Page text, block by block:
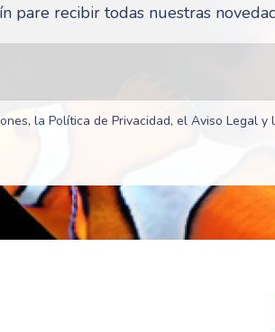
pare recibir todas nuestras
la Política de Privacidad, el Aviso Legal y